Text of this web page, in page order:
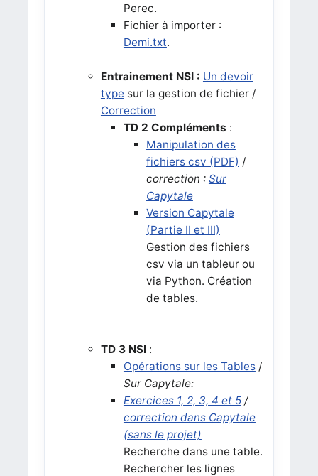
Perec.
Fichier à importer :
Demi.txt.
Entrainement NSI : Un devoir
type sur la gestion de fichier /
Correction
TD 2 Compléments :
Manipulation des
fichiers csv (PDF) /
correction : Sur
Capytale
Version Capytale
(Partie II et III)
Gestion des fichiers
csv via un tableur ou
via Python. Création
de tables.
TD 3 NSI:
Opérations sur les Tables/
Sur Capytale:
Exercices 1, 2, 3, 4 et 5 /
correction dans Capytale
(sans le projet)
Recherche dans une table.
Rechercher les lignes